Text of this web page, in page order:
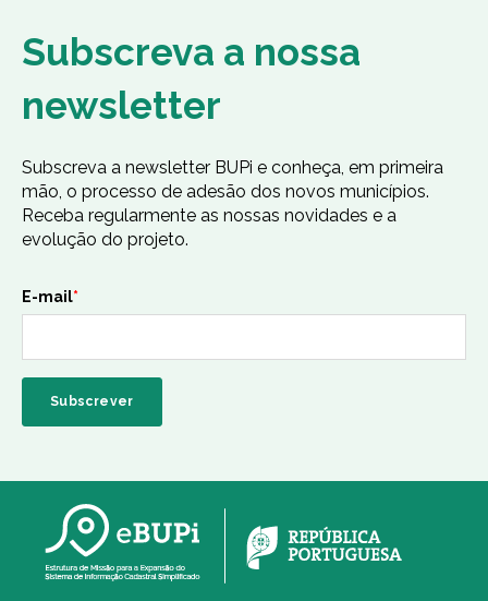
Subscreva a nossa
newsletter
Subscreva a newsletter BUPi e conheça, em primeira
mão, o processo de adesão dos novos municípios.
Receba regularmente as nossas novidades e a
evolução do projeto.
E-mail*